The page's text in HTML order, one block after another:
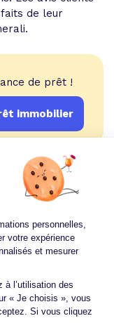
de leur
de prêt !
immobilier
remboursé.
avant de
que ce soit, ne
l'obtention